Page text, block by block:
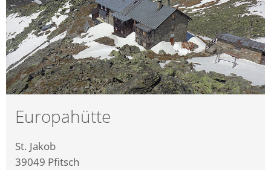
Europahütte
St. Jakob
39049 Pfitsch